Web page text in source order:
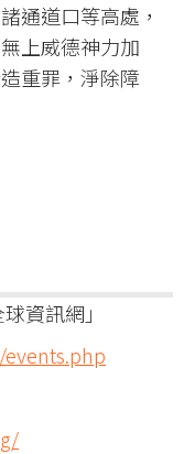
通道口等高處，
上威德神力加
重罪，淨除障
資訊網」